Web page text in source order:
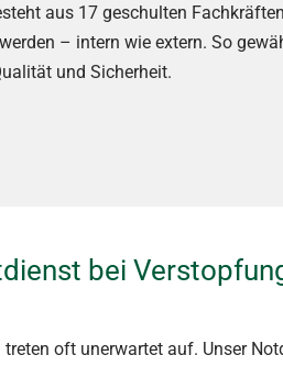
aus 17 geschulten
– intern wie extern. So
und Sicherheit.
bei
oft unerwartet auf. Unser